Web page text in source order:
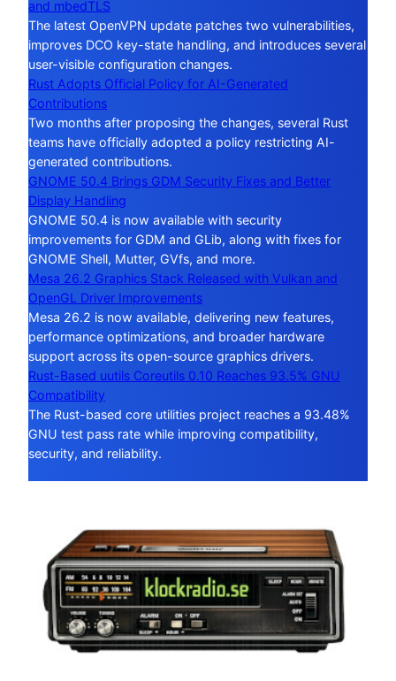
and mbedTLS
The latest OpenVPN update patches two vulnerabilities,
improves DCO key-state handling, and introduces several
user-visible configuration changes.
Rust Adopts Official Policy for AI-Generated
Contributions
Two months after proposing the changes, several Rust
teams have officially adopted a policy restricting AI-
generated contributions.
GNOME 50.4 Brings GDM Security Fixes and Better
Display Handling
GNOME 50.4 is now available with security
improvements for GDM and GLib, along with fixes for
GNOME Shell, Mutter, GVfs, and more.
Mesa 26.2 Graphics Stack Released with Vulkan and
OpenGL Driver Improvements
Mesa 26.2 is now available, delivering new features,
performance optimizations, and broader hardware
support across its open-source graphics drivers.
Rust-Based uutils Coreutils 0.10 Reaches 93.5% GNU
Compatibility
The Rust-based core utilities project reaches a 93.48%
GNU test pass rate while improving compatibility,
security, and reliability.